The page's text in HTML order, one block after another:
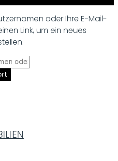
oder Ihre E-Mail-
Link, um ein neues